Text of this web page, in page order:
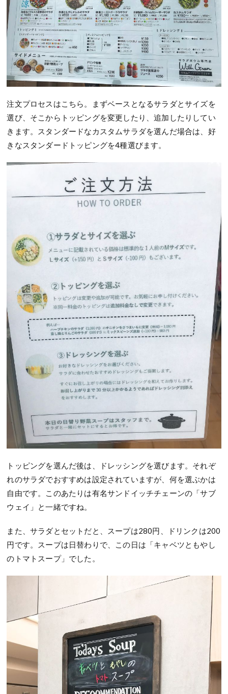
注文プロセスはこちら。まずベースとなるサラダとサイズを
選び、そこからトッピングを変更したり、追加したりしてい
きます。スタンダードなカスタムサラダを選んだ場合は、好
きなスタンダードトッピングを4種選びます。
トッピングを選んだ後は、ドレッシングを選びます。それぞ
れのサラダでおすすめは設定されていますが、何を選ぶかは
自由です。このあたりは有名サンドイッチチェーンの「サブ
ウェイ」と一緒ですね。
また、サラダとセットだと、スープは280円、ドリンクは200
円です。スープは日替わりで、この日は「キャベツともやし
のトマトスープ」でした。